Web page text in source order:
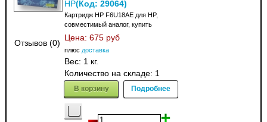
Отзывов (0)
HP(Код:29064)
Картридж HP F6U18AE для HP,
совместимый аналог, купить
Цена:675 руб
плюс доставка
Вес: 1 кг.
Количество на складе: 1
В корзину Подробнее